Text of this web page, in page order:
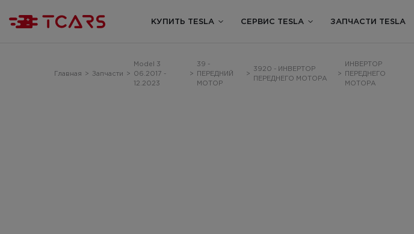
КУПИТЬ TESLA СЕРВИС TESLA ЗАПЧАСТИ TESLA
Главная > Запчасти >
Model 3
06.2017 -
12.2023
>
39 -
ПЕРЕДНИЙ
МОТОР
>
3920 - ИНВЕРТОР
ПЕРЕДНЕГО МОТОРА
>
ИНВЕРТОР
ПЕРЕДНЕГО
МОТОРА